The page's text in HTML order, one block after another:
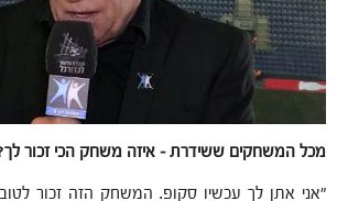
מכל המשחקים ששידרת – איזה משחק הכי זכור לך
"אני אתן לך עכשיו סקופ. המשחק הזה זכור